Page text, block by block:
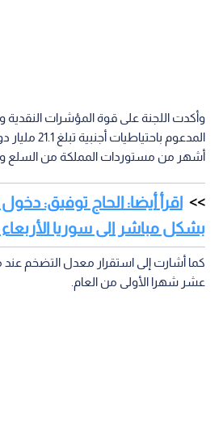
وأكدت اللجنة على قوة المؤشرات النقدية
أشهر من مستوردات المملكة من السلع
بشكل مباشر الى سوريا
عشر شهرا الأولى من العام.